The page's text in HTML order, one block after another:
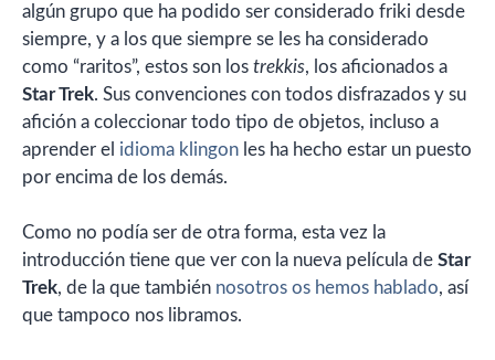
algún grupo que ha podido ser considerado friki desde
siempre, y a los que siempre se les ha considerado
como “raritos”, estos son los trekkis, los aficionados a
Star Trek. Sus convenciones con todos disfrazados y su
afición a coleccionar todo tipo de objetos, incluso a
aprender el idioma klingon les ha hecho estar un puesto
por encima de los demás.
Como no podía ser de otra forma, esta vez la
introducción tiene que ver con la nueva película de Star
Trek, de la que también nosotros os hemos hablado, así
que tampoco nos libramos.